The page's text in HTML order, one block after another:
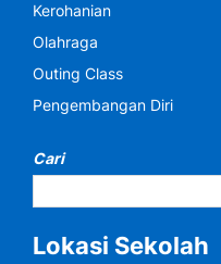
Kerohanian
Olahraga
Outing Class
Pengembangan Diri
Cari
Lokasi Sekolah